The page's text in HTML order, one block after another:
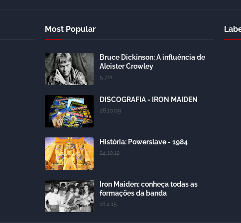
Most Popular
Bruce Dickinson: A influência de
Aleister Crowley
5.7.11
DISCOGRAFIA - IRON MAIDEN
28.10.09
História: Powerslave - 1984
24.10.12
Iron Maiden: conheça todas as
formações da banda
18.4.15